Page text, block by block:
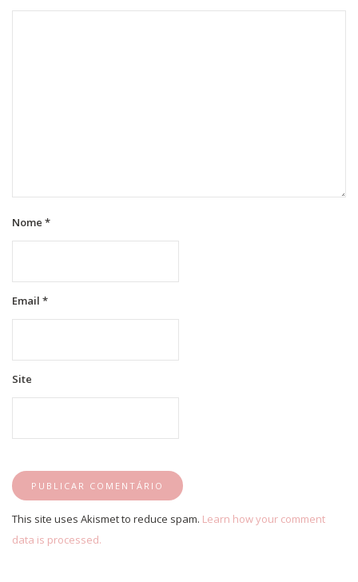
Nome *
Email *
Site
This site uses Akismet to reduce spam. Learn how your comment
data is processed.